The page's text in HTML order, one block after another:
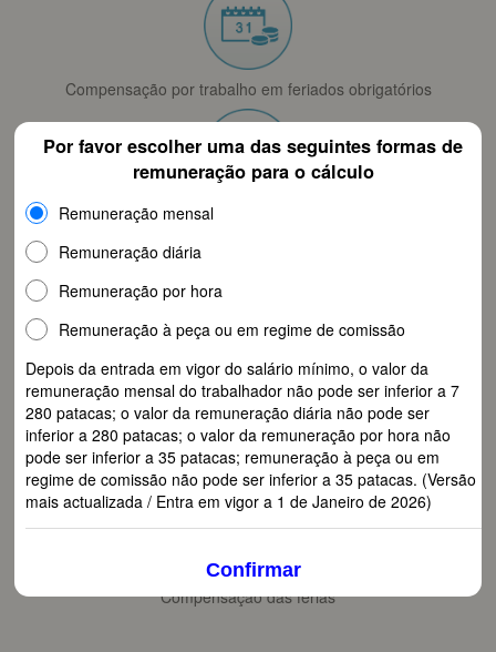
Compensação por trabalho em feriados obrigatórios
Compensação por trabalho em descanso semanal
Remuneração do trabalho extraordinário
Por favor escolher uma das seguintes formas de
remuneração para o cálculo
Remuneração mensal
Remuneração diária
Remuneração por hora
Remuneração à peça ou em regime de comissão
Depois da entrada em vigor do salário mínimo, o valor da
remuneração mensal do trabalhador não pode ser inferior a 7
280 patacas; o valor da remuneração diária não pode ser
inferior a 280 patacas; o valor da remuneração por hora não
pode ser inferior a 35 patacas; remuneração à peça ou em
regime de comissão não pode ser inferior a 35 patacas. (Versão
mais actualizada / Entra em vigor a 1 de Janeiro de 2026)
Confirmar
Indemnização do despedimento (contrato sem prazo)
Compensação das férias